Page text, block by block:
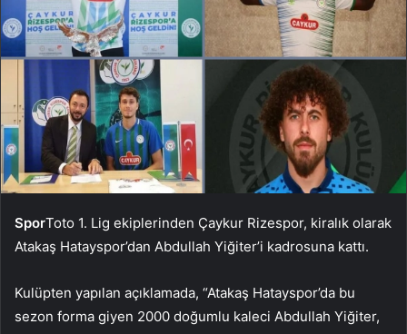
SporToto 1. Lig ekiplerinden Çaykur Rizespor, kiralık olarak
Atakaş Hatayspor’dan Abdullah Yiğiter’i kadrosuna kattı.
Kulüpten yapılan açıklamada, “Atakaş Hatayspor’da bu
sezon forma giyen 2000 doğumlu kaleci Abdullah Yiğiter,